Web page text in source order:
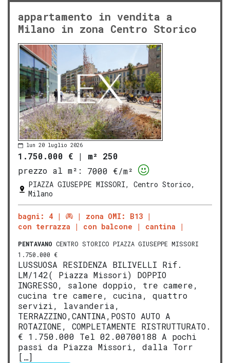
appartamento in vendita a
Milano in zona Centro Storico
lun 20 luglio 2026
1.750.000 € | m² 250
prezzo al m²:
7000 €/m²
PIAZZA GIUSEPPE MISSORI, Centro Storico,
Milano
bagni: 4
zona OMI: B13
con terrazza
con balcone cantina
PENTAVANO CENTRO STORICO PIAZZA GIUSEPPE MISSORI
1.750.000 €
LUSSUOSA RESIDENZA BILIVELLI Rif.
LM/142( Piazza Missori) DOPPIO
INGRESSO, salone doppio, tre camere,
cucina tre camere, cucina, quattro
servizi, lavanderia,
TERRAZZINO,CANTINA,POSTO AUTO A
ROTAZIONE, COMPLETAMENTE RISTRUTTURATO.
€ 1.750.000 Tel 02.00700188 A pochi
passi da Piazza Missori, dalla Torr
[…]